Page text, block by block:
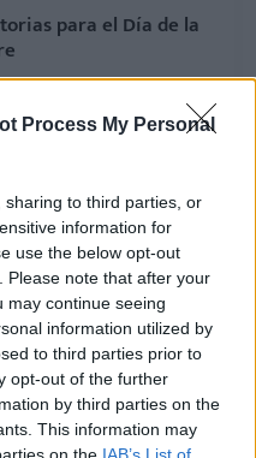
Process My Personal
to third parties, or
information for
use the below opt-out
Please note that after your
may continue seeing
information utilized by
to third parties prior to
opt-out of the further
by third parties on the
This information may
on the IAB’s List of
para el Día de la
una hija a una madre